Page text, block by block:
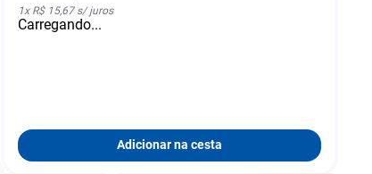
1x R$ 15,67s/ juros
Carregando...
Adicionar na cesta